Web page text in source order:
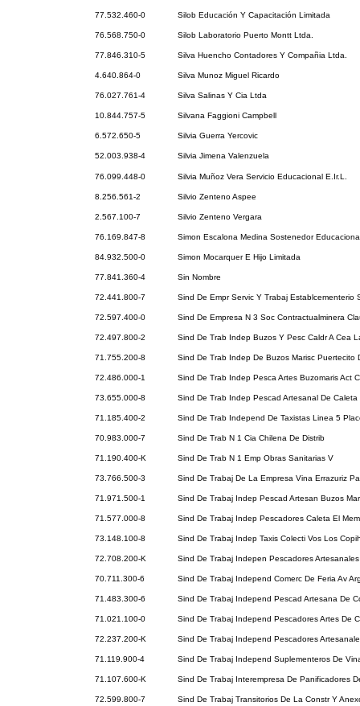
77.532.460-0 Silob Educación Y Capacitación Limitada
76.568.750-0 Silob Laboratorio Puerto Montt Ltda.
77.846.310-5 Silva Huencho Contadores Y Compañia Ltda.
4.640.864-0 Silva Munoz Miguel Ricardo
76.027.761-4 Silva Salinas Y Cia Ltda
10.844.757-5 Silvana Faggioni Campbell
6.572.650-5 Silvia Guerra Yercovic
52.003.938-4 Silvia Jimena Valenzuela
76.099.448-0 Silvia Muñoz Vera Servicio Educacional E.Ir.L.
8.256.561-2 Silvio Zenteno Aspee
2.567.100-7 Silvio Zenteno Vergara
76.169.847-8 Simon Escalona Medina Sostenedor
84.932.500-0 Simon Mocarquer E Hijo Limitada
77.841.360-4 Sin Nombre
72.441.800-7 Sind De Empr Servic Y Trabaj Establcementerio
72.597.400-0 Sind De Empresa N 3 Soc Contractualminera
72.497.800-2 Sind De Trab Indep Buzos Y Pesc Caldr A Cea
71.755.200-8 Sind De Trab Indep De Buzos Marisc Puertecito
72.486.000-1 Sind De Trab Indep Pesca Artes Buzomaris Act
73.655.000-8 Sind De Trab Indep Pescad Artesanal De Caleta
71.185.400-2 Sind De Trab Independ De Taxistas Linea 5
70.983.000-7 Sind De Trab N 1 Cia Chilena De Distrib
71.190.400-K Sind De Trab N 1 Emp Obras Sanitarias V
73.766.500-3 Sind De Trabaj De La Empresa Vina Errazuriz
71.971.500-1 Sind De Trabaj Indep Pescad Artesan Buzos
71.577.000-8 Sind De Trabaj Indep Pescadores Caleta El
73.148.100-8 Sind De Trabaj Indep Taxis Colecti Vos Los
72.708.200-K Sind De Trabaj Indepen Pescadores
70.711.300-6 Sind De Trabaj Independ Comerc De Feria Av
71.483.300-6 Sind De Trabaj Independ Pescad Artesana De
71.021.100-0 Sind De Trabaj Independ Pescadores Artes De
72.237.200-K Sind De Trabaj Independ Pescadores
71.119.900-4 Sind De Trabaj Independ Suplementeros De
71.107.600-K Sind De Trabaj Interempresa De Panificadores
72.599.800-7 Sind De Trabaj Transitorios De La Constr Y